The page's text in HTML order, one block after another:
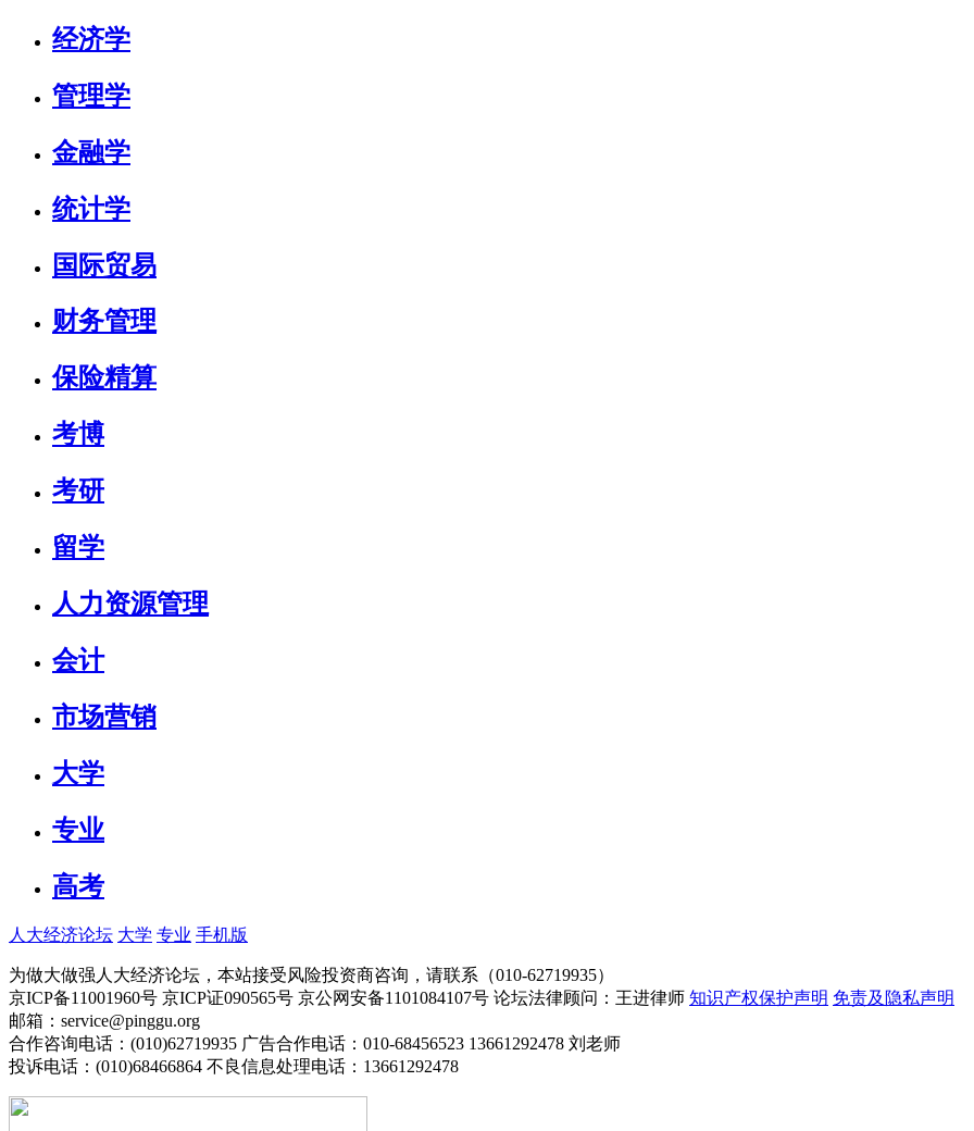
经济学
管理学
金融学
统计学
国际贸易
财务管理
保险精算
考博
考研
留学
人力资源管理
会计
市场营销
大学
专业
高考
人大经济论坛 大学 专业 手机版
为做大做强人大经济论坛，本站接受风险投资商咨询，请联系（010-62719935）
京ICP备11001960号 京ICP证090565号 京公网安备1101084107号 论坛法律顾问：王进律师 知识产权保护声明 免责及隐私声明
邮箱：service@pinggu.org
合作咨询电话：(010)62719935 广告合作电话：010-68456523 13661292478 刘老师
投诉电话：(010)68466864 不良信息处理电话：13661292478